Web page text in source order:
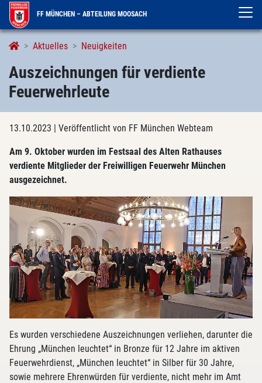
FF MÜNCHEN – ABTEILUNG MOOSACH
Aktuelles Neuigkeiten
Auszeichnungen für verdiente
Feuerwehrleute
13.10.2023 | Veröffentlicht von FF München Webteam
Am 9. Oktober wurden im Festsaal des Alten Rathauses
verdiente Mitglieder der Freiwilligen Feuerwehr München
ausgezeichnet.
Es wurden verschiedene Auszeichnungen verliehen, darunter die
Ehrung „München leuchtet“ in Bronze für 12 Jahre im aktiven
Feuerwehrdienst, „München leuchtet“ in Silber für 30 Jahre,
sowie mehrere Ehrenwürden für verdiente, nicht mehr im Amt